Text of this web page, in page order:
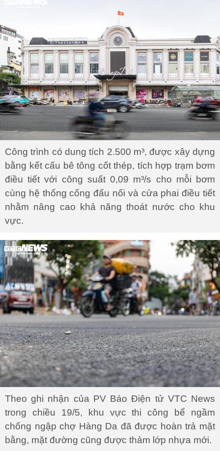
Công trình có dung tích 2.500 m³, được xây dựng
bằng kết cấu bê tông cốt thép, tích hợp trạm bơm
điều tiết với công suất 0,09 m³/s cho mỗi bơm
cùng hệ thống cống đấu nối và cửa phai điều tiết
nhằm nâng cao khả năng thoát nước cho khu
vực.
Theo ghi nhận của PV Báo Điện tử VTC News
trong chiều 19/5, khu vực thi công bể ngầm
chống ngập chợ Hàng Da đã được hoàn trả mặt
bằng, mặt đường cũng được thảm lớp nhựa mới.